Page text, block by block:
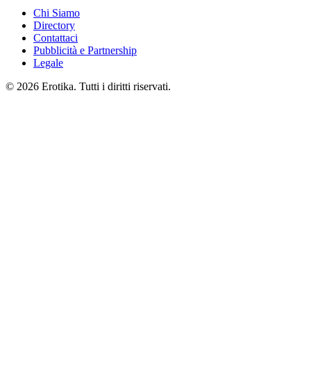
Chi Siamo
Directory
Contattaci
Pubblicità e Partnership
Legale
© 2026 Erotika. Tutti i diritti riservati.